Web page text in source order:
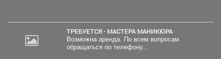
ТРЕБУЕТСЯ - МАСТЕРА МАНИКЮРА
Возможна аренда. По всем вопросам
обращаться по телефону..